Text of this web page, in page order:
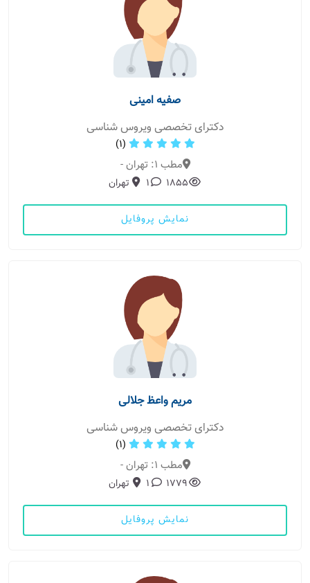
صفیه امینی
دکترای تخصصی ویروس شناسی
(1)
مطب 1: تهران -
1855
1 تهران
نمایش پروفایل
مریم واعظ جلالی
دکترای تخصصی ویروس شناسی
(1)
مطب 1: تهران -
1779
1 تهران
نمایش پروفایل